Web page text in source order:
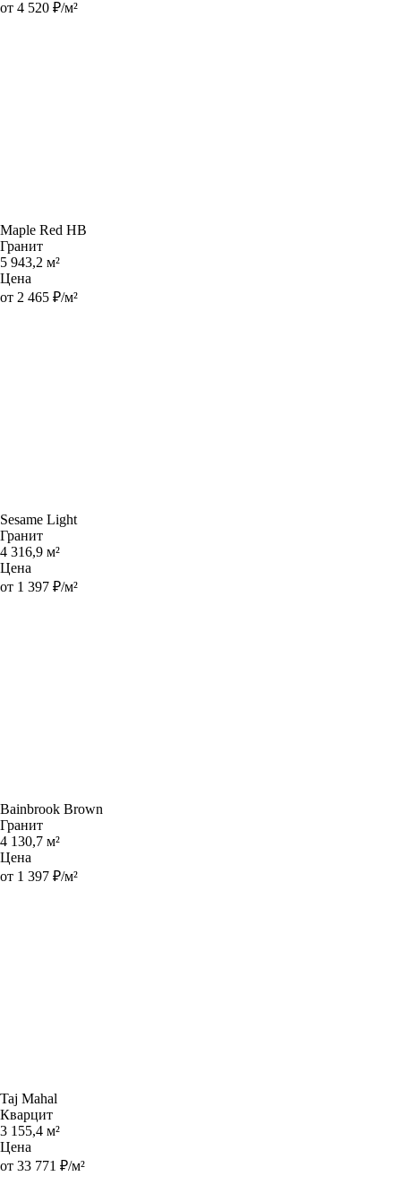
от 4 520 ₽/м²
Maple Red HB
Гранит
5 943,2 м²
Цена
от 2 465 ₽/м²
Sesame Light
Гранит
4 316,9 м²
Цена
от 1 397 ₽/м²
Bainbrook Brown
Гранит
4 130,7 м²
Цена
от 1 397 ₽/м²
Taj Mahal
Кварцит
3 155,4 м²
Цена
от 33 771 ₽/м²